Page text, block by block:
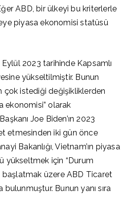
ABD, bir ülkeyi bu kriterlerle
piyasa ekonomisi statüsü
2023 tarihinde Kapsamlı
yükseltilmiştir. Bunun
çok istediği değişikliklerden
ekonomisi” olarak
Joe Biden’ın 2023
etmesinden iki gün önce
Bakanlığı, Vietnam’ın piyasa
yükseltmek için “Durum
başlatmak üzere ABD Ticaret
bulunmuştur. Bunun yanı sıra